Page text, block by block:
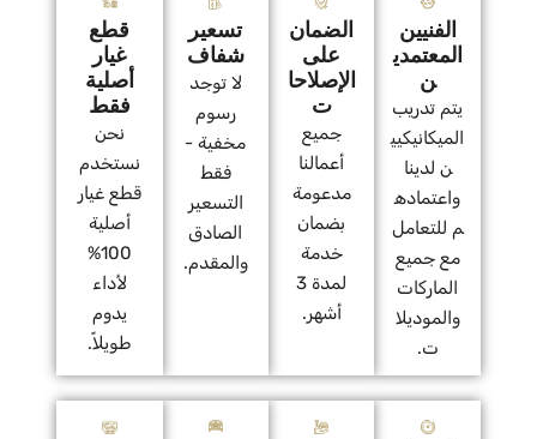
الفنيين
المعتمدي
ن
يتم تدريب
الميكانيكيي
ن لدينا
واعتماده
م للتعامل
مع جميع
الماركات
والموديلا
ت.
الضمان
على
الإصلاحا
ت
جميع
أعمالنا
مدعومة
بضمان
خدمة
لمدة 3
أشهر.
تسعير
شفاف
لا توجد
رسوم
مخفية -
فقط
التسعير
الصادق
والمقدم.
قطع
غيار
أصلية
فقط
نحن
نستخدم
قطع غيار
أصلية
100%
لأداء
يدوم
طويلاً.